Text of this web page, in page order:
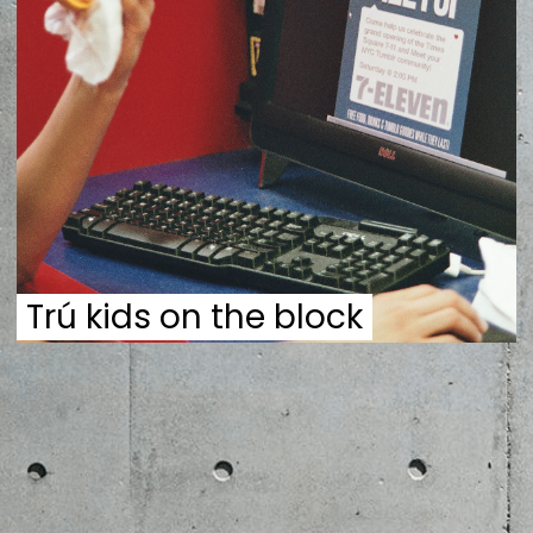
ZENE
MÉDIAAJÁNLAT
IMPRESSZUM
PR-ARCHÍVUM
ADATKEZELÉSI TÁJÉKOZTATÓ
Trú kids on the block